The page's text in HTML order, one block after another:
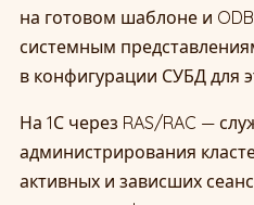
на готовом шаблоне и
системным
в конфигурации СУБД для
На 1С через RAS/RAC —
администрирования
активных и зависших